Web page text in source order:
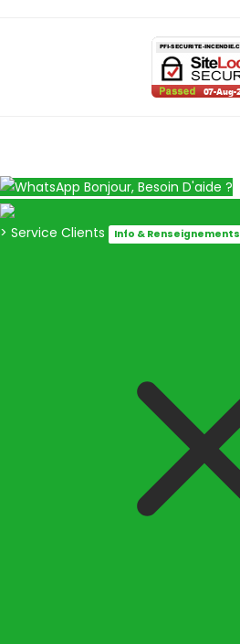
Bonjour, Besoin D'aide ?
> Service Clients Info & Renseignements